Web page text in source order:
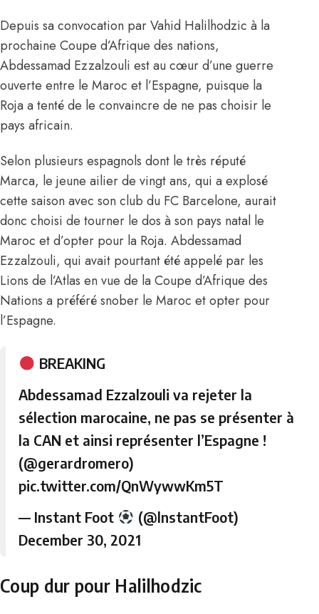
Depuis sa convocation par Vahid Halilhodzic à la
prochaine Coupe d’Afrique des nations,
Abdessamad Ezzalzouli est au cœur d’une guerre
ouverte entre le Maroc et l’Espagne, puisque la
Roja a tenté de le convaincre de ne pas choisir le
pays africain.
Selon plusieurs espagnols dont le très réputé
Marca, le jeune ailier de vingt ans, qui a explosé
cette saison avec son club du FC Barcelone, aurait
donc choisi de tourner le dos à son pays natal le
Maroc et d’opter pour la Roja. Abdessamad
Ezzalzouli, qui avait pourtant été appelé par les
Lions de l’Atlas en vue de la Coupe d’Afrique des
Nations a préféré snober le Maroc et opter pour
l’Espagne.
BREAKING
Abdessamad Ezzalzouli va rejeter la
sélection marocaine, ne pas se présenter à
la CAN et ainsi représenter l’Espagne !
(@gerardromero)
pic.twitter.com/QnWywwKm5T
— Instant Foot
(@lnstantFoot)
December 30, 2021
Coup dur pour Halilhodzic